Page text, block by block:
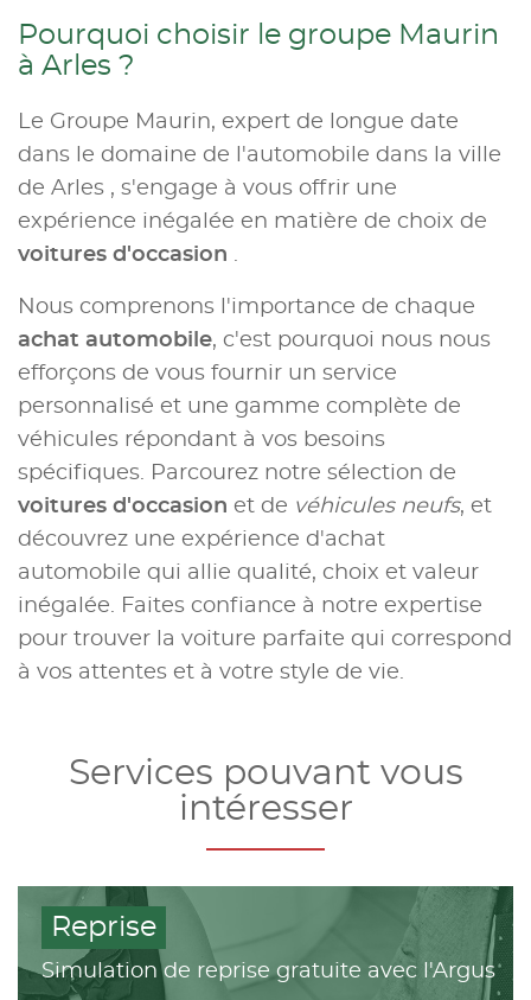
Pourquoi choisir le groupe Maurin
à Arles ?
Le Groupe Maurin, expert de longue date
dans le domaine de l'automobile dans la ville
de Arles , s'engage à vous offrir une
expérience inégalée en matière de choix de
voitures d'occasion .
Nous comprenons l'importance de chaque
achat automobile, c'est pourquoi nous nous
efforçons de vous fournir un service
personnalisé et une gamme complète de
véhicules répondant à vos besoins
spécifiques. Parcourez notre sélection de
voitures d'occasion et de véhicules neufs, et
découvrez une expérience d'achat
automobile qui allie qualité, choix et valeur
inégalée. Faites confiance à notre expertise
pour trouver la voiture parfaite qui correspond
à vos attentes et à votre style de vie.
Services pouvant vous
intéresser
Reprise
Simulation de reprise gratuite avec l'Argus